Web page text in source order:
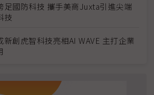
足國防科技 攜手美商Juxta引進尖端
技
新創虎智科技亮相AI WAVE 主打企業